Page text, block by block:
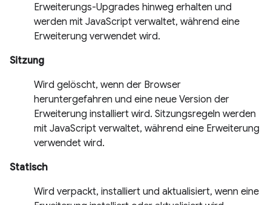
Erweiterungs-Upgrades hinweg erhalten und
werden mit JavaScript verwaltet, während eine
Erweiterung verwendet wird.
Sitzung
Wird gelöscht, wenn der Browser
heruntergefahren und eine neue Version der
Erweiterung installiert wird. Sitzungsregeln werden
mit JavaScript verwaltet, während eine Erweiterung
verwendet wird.
Statisch
Wird verpackt, installiert und aktualisiert, wenn eine